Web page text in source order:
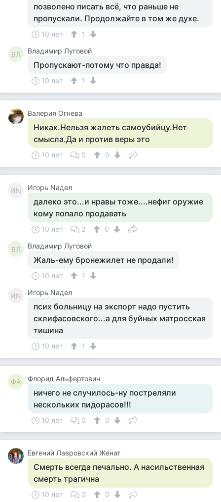
позволено писать всё, что раньше не
пропускали. Продолжайте в том же духе.
10 лет 1
ВЛ Владимир Луговой
Пропускают-потому что правда!
10 лет 1
Валерия Огнева
Никак.Нельзя жалеть самоубийцу.Нет
смысла.Да и против веры это
10 лет 0 0
ИN Игорь Nадел
далеко это...и нравы тоже....нефиг оружие
кому попало продавать
10 лет 2 0
ВЛ Владимир Луговой
Жаль-ему бронежилет не продали!
10 лет 1
ИN Игорь Nадел
псих больницу на экспорт надо пустить
склифасовского...а для буйных матросская
тишина
10 лет 1
ФА Флорид Альфертович
ничего не случилось-ну постреляли
нескольких пидорасов!!!
10 лет 0 0
Евгений Лавровский Женат
Смерть всегда печально. А насильственная
смерть трагична
10 лет 0 0